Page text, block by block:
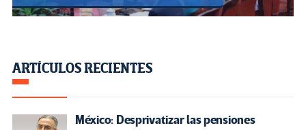
ARTÍCULOS RECIENTES
México: Desprivatizar las pensiones